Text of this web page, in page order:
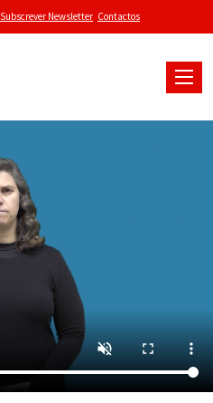
Subscrever Newsletter Contactos
Toggle